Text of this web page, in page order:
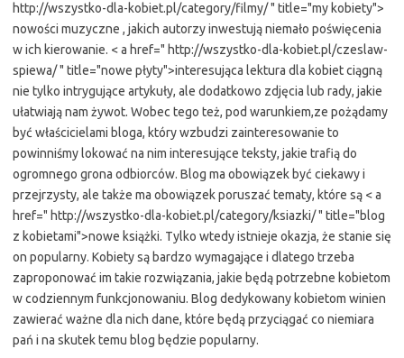
http://wszystko-dla-kobiet.pl/category/filmy/ " title="my kobiety">
nowości muzyczne , jakich autorzy inwestują niemało poświęcenia
w ich kierowanie. < a href=" http://wszystko-dla-kobiet.pl/czeslaw-
spiewa/ " title="nowe płyty">interesująca lektura dla kobiet ciągną
nie tylko intrygujące artykuły, ale dodatkowo zdjęcia lub rady, jakie
ułatwiają nam żywot. Wobec tego też, pod warunkiem,ze pożądamy
być właścicielami bloga, który wzbudzi zainteresowanie to
powinniśmy lokować na nim interesujące teksty, jakie trafią do
ogromnego grona odbiorców. Blog ma obowiązek być ciekawy i
przejrzysty, ale także ma obowiązek poruszać tematy, które są < a
href=" http://wszystko-dla-kobiet.pl/category/ksiazki/ " title="blog
z kobietami">nowe książki. Tylko wtedy istnieje okazja, że stanie się
on popularny. Kobiety są bardzo wymagające i dlatego trzeba
zaproponować im takie rozwiązania, jakie będą potrzebne kobietom
w codziennym funkcjonowaniu. Blog dedykowany kobietom winien
zawierać ważne dla nich dane, które będą przyciągać co niemiara
pań i na skutek temu blog będzie popularny.